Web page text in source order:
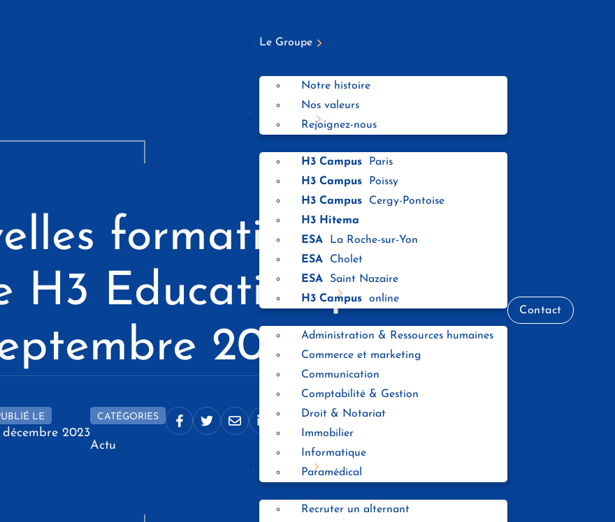
Le Groupe
Notre histoire
Nos valeurs
Rejoignez-nous
Nos écoles
H3 Campus
Paris
H3 Campus
Poissy
H3 Campus
Cergy-Pontoise
H3 Hitema
ESA
La Roche-sur-Yon
ESA
Cholet
ESA
Saint Nazaire
H3 Campus
online
Les formations
Administration & Ressources humaines
Commerce et marketing
Communication
Comptabilité & Gestion
Droit & Notariat
Immobilier
Informatique
Paramédical
Entreprise
Recruter un alternant
Contact
formations du
H3 Education pour
2024
LE
décembre 2023
CATÉGORIES
Actu
Partager sur Facebook
Partager sur Twitter
Partager par mail
Partager sur linkedin